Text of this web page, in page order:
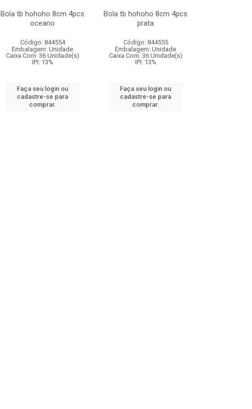
Bola tb hohoho 8cm 4pcs
oceano
Código: 844554
Embalagem: Unidade
Caixa Com: 36 Unidade(s)
IPI: 13%
Faça seu login ou
cadastre-se para
comprar.
Bola tb hohoho 8cm 4pcs
prata
Código: 844555
Embalagem: Unidade
Caixa Com: 36 Unidade(s)
IPI: 13%
Faça seu login ou
cadastre-se para
comprar.